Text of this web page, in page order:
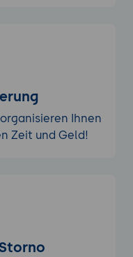
Sprint-
und
Wie man
im Projekt
setzen:
und Deadlines
und die
Ihnen
Zeit und Geld!